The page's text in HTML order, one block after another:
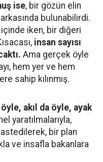
ise, bir gözün elin
bulunabilirdi.
iken, bir diğeri
insan sayısı
Ama gerçek öyle
hem yer ve hem
sahip kılınmış.
akıl da öyle, ayak
yaratılmalarıyla,
bir plan
ve insafla bakanlara